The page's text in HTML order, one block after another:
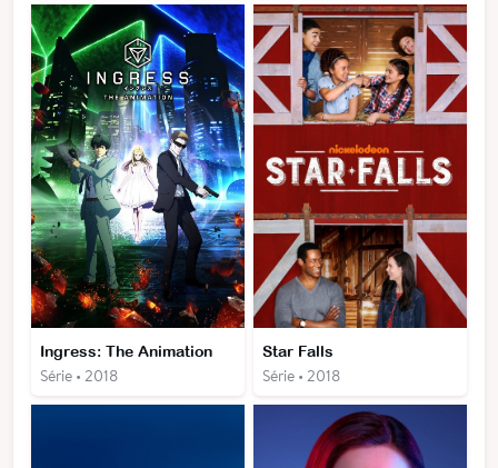
Ingress: The Animation
Série • 2018
Star Falls
Série • 2018